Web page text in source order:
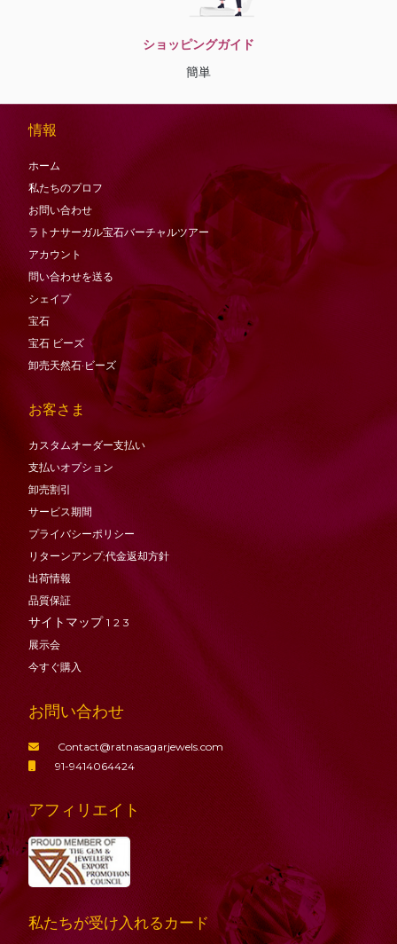
ショッピングガイド
簡単
情報
ホーム
私たちのプロフ
お問い合わせ
ラトナサーガル宝石バーチャ​​ルツアー
アカウント
問い合わせを送る
シェイプ
宝石
宝石 ビーズ
卸売天然石·ビーズ
お客さま
カスタムオーダー支払い
支払いオプション
卸売割引
サービス期間
プライバシーポリシー
リターンアンプ;代金返却方針
出荷情報
品質保証
サイトマップ 1 2 3
展示会
今すぐ購入
お問い合わせ
Contact@ratnasagarjewels.com
91-9414064424
アフィリエイト
私たちが受け入れるカード